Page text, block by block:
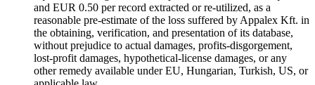
and EUR 0.50 per record extracted or re-utilized, as a
reasonable pre-estimate of the loss suffered by Appalex Kft. in
the obtaining, verification, and presentation of its database,
without prejudice to actual damages, profits-disgorgement,
lost-profit damages, hypothetical-license damages, or any
other remedy available under EU, Hungarian, Turkish, US, or